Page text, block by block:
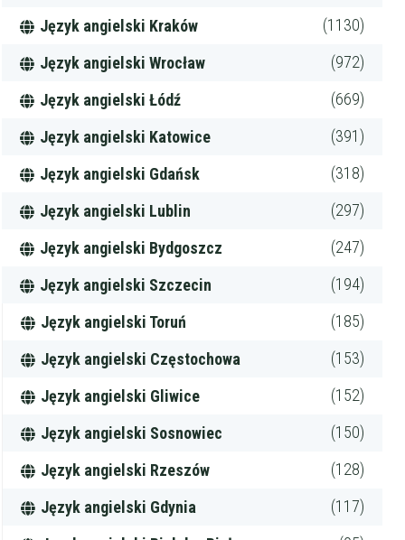
Język angielski Kraków (1130)
Język angielski Wrocław (972)
Język angielski Łódź (669)
Język angielski Katowice (391)
Język angielski Gdańsk (318)
Język angielski Lublin (297)
Język angielski Bydgoszcz (247)
Język angielski Szczecin (194)
Język angielski Toruń (185)
Język angielski Częstochowa (153)
Język angielski Gliwice (152)
Język angielski Sosnowiec (150)
Język angielski Rzeszów (128)
Język angielski Gdynia (117)